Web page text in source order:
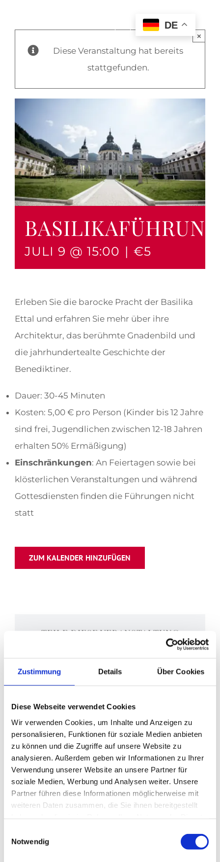
Zustimmung Details Über Cookies
Diese Webseite verwendet Cookies
Wir verwenden Cookies, um Inhalte und Anzeigen zu
personalisieren, Funktionen für soziale Medien anbieten
zu können und die Zugriffe auf unsere Website zu
analysieren. Außerdem geben wir Informationen zu Ihrer
Verwendung unserer Website an unsere Partner für
soziale Medien, Werbung und Analysen weiter. Unsere
Partner führen diese Informationen möglicherweise mit
weiteren Daten zusammen, die Sie ihnen bereitgestellt
Notwendig
DE
Diese Veranstaltung hat bereits
stattgefunden.
×
BASILIKAFÜHRUNG
JULI 9 @ 15:00 | €5
Erleben Sie die barocke Pracht der Basilika
Ettal und erfahren Sie mehr über ihre
Architektur, das berühmte Gnadenbild und
die jahrhundertealte Geschichte der
Benediktiner.
Dauer: 30-45 Minuten
Kosten: 5,00 € pro Person (Kinder bis 12 Jahre
sind frei, Jugendlichen zwischen 12-18 Jahren
erhalten 50% Ermäßigung)
Einschränkungen: An Feiertagen sowie bei
klösterlichen Veranstaltungen und während
Gottesdiensten finden die Führungen nicht
statt
ZUM KALENDER HINZUFÜGEN
TEILE DIESE VERANSTALTUNG
Facebook
X LinkedInWhatsAppTumblrPinterestE-
Mail
Brauereiführung
Liqueurmanufaktur-
Führung
DETAILS
Zeit: